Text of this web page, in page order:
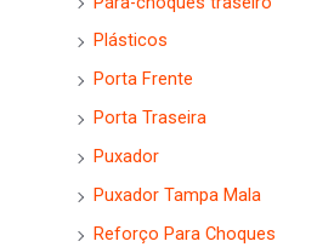
Plásticos
Porta Frente
Porta Traseira
Puxador
Puxador Tampa Mala
Reforço Para Choques